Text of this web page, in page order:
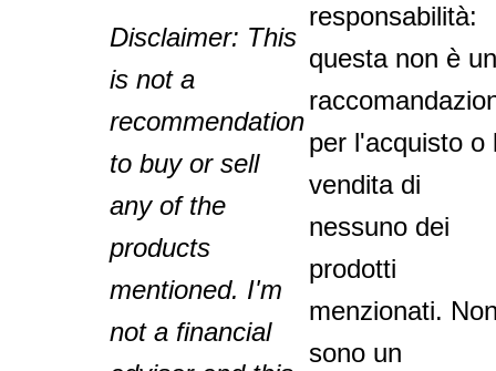
Disclaimer: This
is not a
recommendation
to buy or sell
any of the
products
mentioned. I'm
not a financial
responsabilità:
questa non è
per l'acquisto o
vendita di
nessuno dei
prodotti
menzionati.
sono un